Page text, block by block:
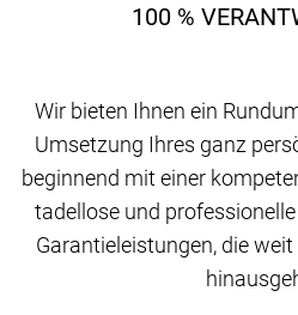
100 %
Wir bieten Ihnen ein
Umsetzung Ihres ganz
beginnend mit einer
tadellose und
Garantieleistungen, die